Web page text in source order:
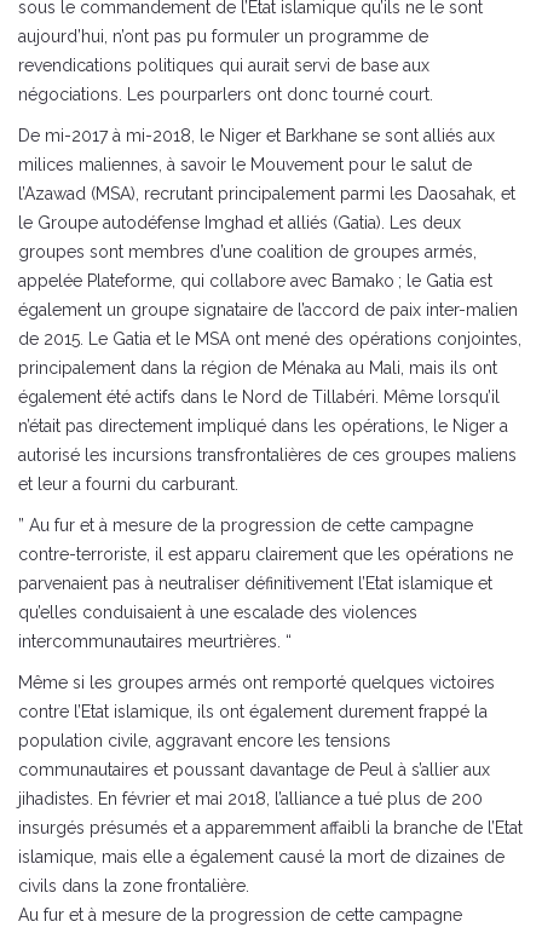
sous le commandement de l’Etat islamique qu’ils ne le sont
aujourd’hui, n’ont pas pu formuler un programme de
revendications politiques qui aurait servi de base aux
négociations. Les pourparlers ont donc tourné court.
De mi-2017 à mi-2018, le Niger et Barkhane se sont alliés aux
milices maliennes, à savoir le Mouvement pour le salut de
l’Azawad (MSA), recrutant principalement parmi les Daosahak, et
le Groupe autodéfense Imghad et alliés (Gatia). Les deux
groupes sont membres d’une coalition de groupes armés,
appelée Plateforme, qui collabore avec Bamako ; le Gatia est
également un groupe signataire de l’accord de paix inter-malien
de 2015. Le Gatia et le MSA ont mené des opérations conjointes,
principalement dans la région de Ménaka au Mali, mais ils ont
également été actifs dans le Nord de Tillabéri. Même lorsqu’il
n’était pas directement impliqué dans les opérations, le Niger a
autorisé les incursions transfrontalières de ces groupes maliens
et leur a fourni du carburant.
” Au fur et à mesure de la progression de cette campagne
contre-terroriste, il est apparu clairement que les opérations ne
parvenaient pas à neutraliser définitivement l’Etat islamique et
qu’elles conduisaient à une escalade des violences
intercommunautaires meurtrières. “
Même si les groupes armés ont remporté quelques victoires
contre l’Etat islamique, ils ont également durement frappé la
population civile, aggravant encore les tensions
communautaires et poussant davantage de Peul à s’allier aux
jihadistes. En février et mai 2018, l’alliance a tué plus de 200
insurgés présumés et a apparemment affaibli la branche de l’Etat
islamique, mais elle a également causé la mort de dizaines de
civils dans la zone frontalière.
Au fur et à mesure de la progression de cette campagne